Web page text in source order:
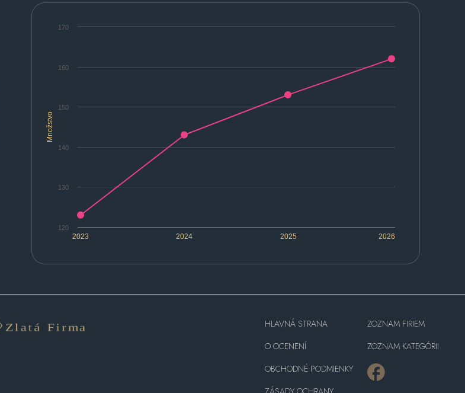
Množstvo
2023 2024 2025 2026
120
130
140
150
160
170
HLAVNÁ STRANA
O OCENENÍ
OBCHODNÉ PODMIENKY
ZOZNAM FIRIEM
ZOZNAM KATEGÓRII